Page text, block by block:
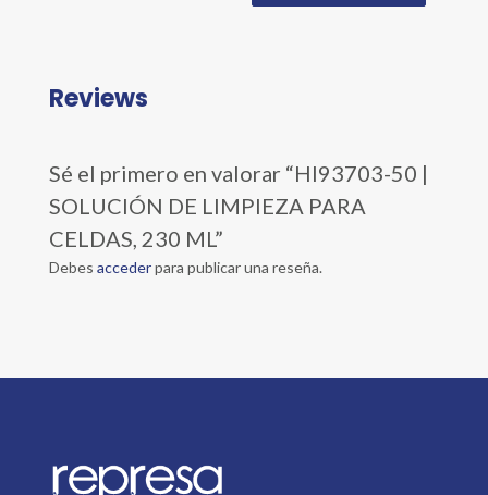
Reviews
Sé el primero en valorar “HI93703-50 |
SOLUCIÓN DE LIMPIEZA PARA
CELDAS, 230 ML”
Debes accederpara publicar una reseña.